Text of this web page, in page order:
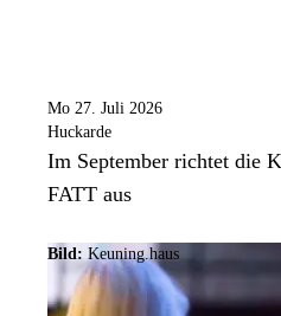
Mo 27. Juli 2026
Huckarde
Im September richtet die
FATT aus
Bild: Keuning.haus